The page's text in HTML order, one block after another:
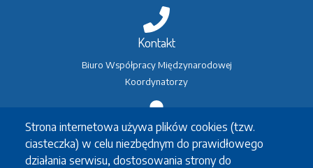
Strona internetowa używa plików cookies (tzw.
ciasteczka) w celu niezbędnym do prawidłowego
działania serwisu, dostosowania strony do
Kontakt
Biuro Współpracy Międzynarodowej
Koordynatorzy
Wymiana studencka
Erasmus+